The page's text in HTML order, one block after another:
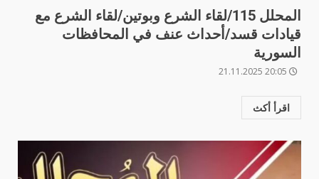
المحلل 115/لقاء الشرع وبوتين/لقاء الشرع مع
قيادات قسد/أحداث عنف في المحافظات
السورية
اقرأ أكث